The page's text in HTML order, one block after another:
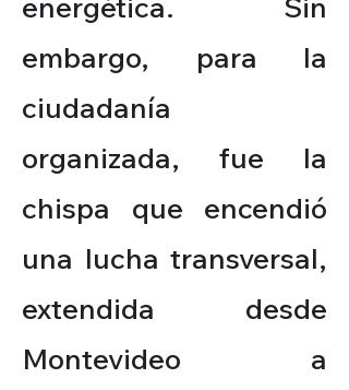
embargo, para la
ciudadanía
organizada, fue la
chispa que encendió
una lucha transversal,
extendida desde
Montevideo a